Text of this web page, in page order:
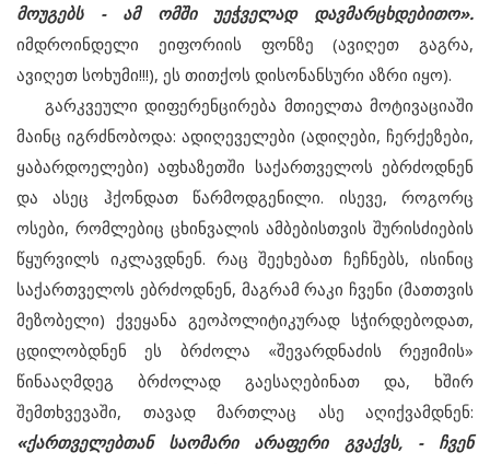
მოუგებს - ამ ომში უეჭველად დავმარცხდებითო».
იმდროინდელი ეიფორიის ფონზე (ავიღეთ გაგრა,
ავიღეთ სოხუმი!!!), ეს თითქოს დისონანსური აზრი იყო).
გარკვეული დიფერენცირება მთიელთა მოტივაციაში
მაინც იგრძნობოდა: ადიღეველები (ადიღები, ჩერქეზები,
ყაბარდოელები) აფხაზეთში საქართველოს ებრძოდნენ
და ასეც ჰქონდათ წარმოდგენილი. ისევე, როგორც
ოსები, რომლებიც ცხინვალის ამბებისთვის შურისძიების
წყურვილს იკლავდნენ. რაც შეეხებათ ჩეჩნებს, ისინიც
საქართველოს ებრძოდნენ, მაგრამ რაკი ჩვენი (მათთვის
მეზობელი) ქვეყანა გეოპოლიტიკურად სჭირდებოდათ,
ცდილობდნენ ეს ბრძოლა «შევარდნაძის რეჟიმის»
წინააღმდეგ ბრძოლად გაესაღებინათ და, ხშირ
შემთხვევაში, თავად მართლაც ასე აღიქვამდნენ:
«ქართველებთან საომარი არაფერი გვაქვს, - ჩვენ